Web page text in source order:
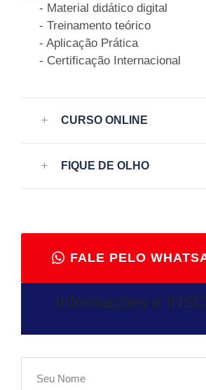
- Material didático digital
- Treinamento teórico
- Aplicação Prática
- Certificação Internacional​​ ​
CURSO ONLINE
FIQUE DE OLHO
FALE PELO
Informações e